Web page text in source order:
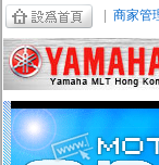
商家管